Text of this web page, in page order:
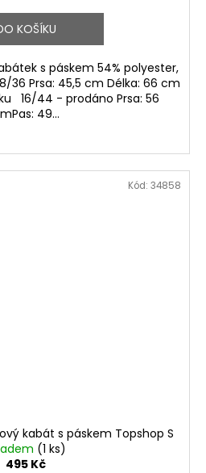
KOŠÍKU
s páskem 54% polyester,
36 Prsa: 45,5 cm Délka: 66 cm
16/44 - prodáno Prsa: 56
49...
kabát s páskem Topshop S
(1 ks)
495 Kč
Kód: 34858